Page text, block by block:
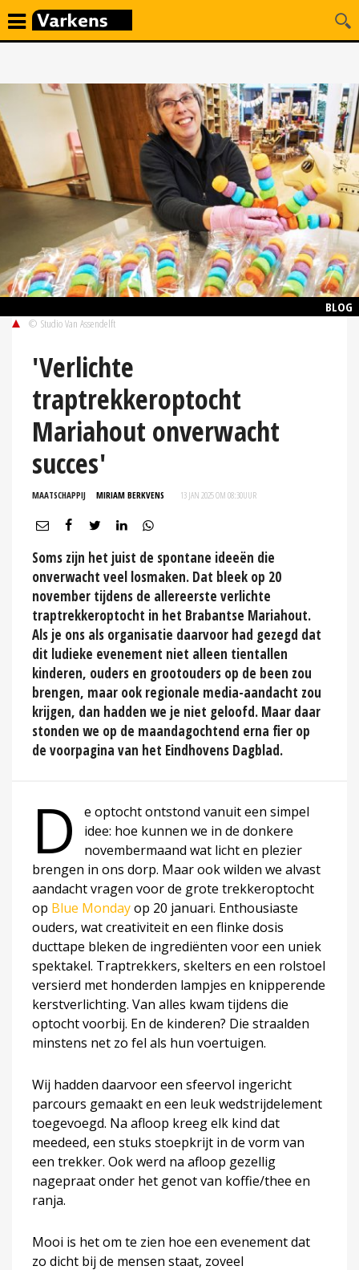
BLOG
© Studio Van Assendelft
'Verlichte
traptrekkeroptocht
Mariahout onverwacht
succes'
MAATSCHAPPIJ MIRIAM BERKVENS 13 JAN 2025 OM 08:30UUR
Soms zijn het juist de spontane ideeën die
onverwacht veel losmaken. Dat bleek op 20
november tijdens de allereerste verlichte
traptrekkeroptocht in het Brabantse Mariahout.
Als je ons als organisatie daarvoor had gezegd dat
dit ludieke evenement niet alleen tientallen
kinderen, ouders en grootouders op de been zou
brengen, maar ook regionale media-aandacht zou
krijgen, dan hadden we je niet geloofd. Maar daar
stonden we op de maandagochtend erna fier op
de voorpagina van het Eindhovens Dagblad.
D
e optocht ontstond vanuit een simpel
idee: hoe kunnen we in de donkere
novembermaand wat licht en plezier
brengen in ons dorp. Maar ook wilden we alvast
aandacht vragen voor de grote trekkeroptocht
op Blue Mondayop 20 januari. Enthousiaste
ouders, wat creativiteit en een flinke dosis
ducttape bleken de ingrediënten voor een uniek
spektakel. Traptrekkers, skelters en een rolstoel
versierd met honderden lampjes en knipperende
kerstverlichting. Van alles kwam tijdens die
optocht voorbij. En de kinderen? Die straalden
minstens net zo fel als hun voertuigen.
Wij hadden daarvoor een sfeervol ingericht
parcours gemaakt en een leuk wedstrijdelement
toegevoegd. Na afloop kreeg elk kind dat
meedeed, een stuks stoepkrijt in de vorm van
een trekker. Ook werd na afloop gezellig
nagepraat onder het genot van koffie/thee en
ranja.
Mooi is het om te zien hoe een evenement dat
zo dicht bij de mensen staat, zoveel